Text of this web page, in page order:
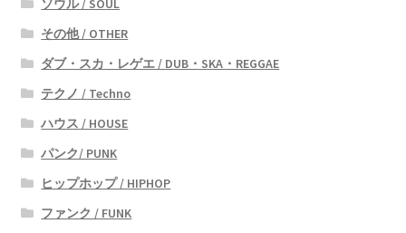
ソウル / SOUL
その他 / OTHER
ダブ・スカ・レゲエ / DUB・SKA・REGGAE
テクノ / Techno
ハウス / HOUSE
パンク/ PUNK
ヒップホップ / HIPHOP
ファンク / FUNK